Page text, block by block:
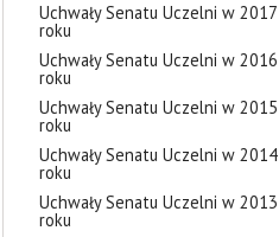
Uchwały Senatu Uczelni w 2017
roku
Uchwały Senatu Uczelni w 2016
roku
Uchwały Senatu Uczelni w 2015
roku
Uchwały Senatu Uczelni w 2014
roku
Uchwały Senatu Uczelni w 2013
roku